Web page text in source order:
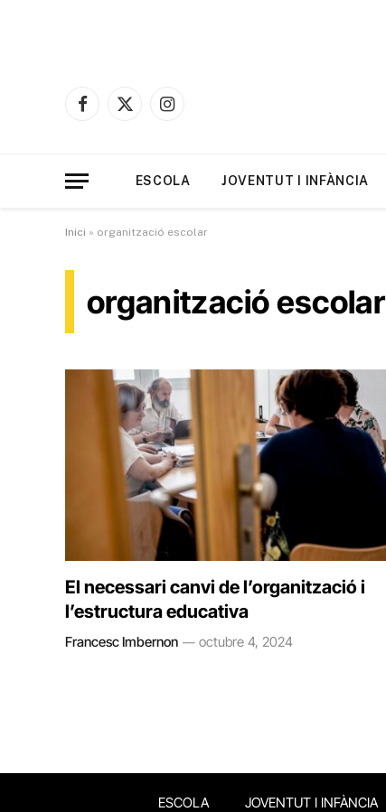
Facebook
X
Instagram
ESCOLA JOVENTUT I INFÀNCIA
Inici » organització escolar
organització escolar
El necessari canvi de l’organització i
l’estructura educativa
Francesc Imbernon octubre 4, 2024
ESCOLA JOVENTUT I INFÀNCIA